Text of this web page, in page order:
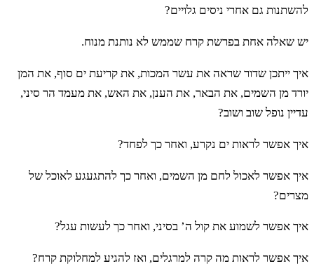
להשתנות גם אחרי ניסים גלויים?
יש שאלה אחת בפרשת קרח שממש לא נותנת מנוח.
איך ייתכן שדור שראה את עשר המכות, את קריעת ים סוף, את המן
יורד מן השמים, את הבאר, את הענן, את האש, את מעמד הר סיני,
עדיין נופל שוב ושוב?
איך אפשר לראות ים נקרע, ואחר כך לפחד?
איך אפשר לאכול לחם מן השמים, ואחר כך להתגעגע לאוכל של
מצרים?
איך אפשר לשמוע את קול ה’ בסיני, ואחר כך לעשות עגל?
איך אפשר לראות מה קרה למרגלים, ואז להגיע למחלוקת קרח?